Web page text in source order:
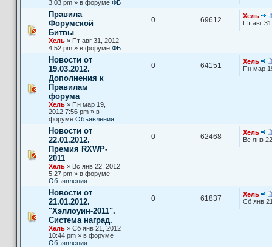
3:03 pm » в форуме ФБ
Правила
Форумской
Битвы
Хель » Пт авг 31, 2012
4:52 pm » в форуме ФБ
0 69612
Хель
Пт авг
Новости от
19.03.2012.
Дополнения к
Правилам
форума
Хель » Пн мар 19,
2012 7:56 pm » в
форуме Объявления
0 64151
Хель
Пн мар
Новости от
22.01.2012.
Премия RXWP-
2011
Хель » Вс янв 22, 2012
5:27 pm » в форуме
Объявления
0 62468
Хель
Вс янв
Новости от
21.01.2012.
"Хэллоуин-2011".
Система наград.
Хель » Сб янв 21, 2012
10:44 pm » в форуме
Объявления
0 61837
Хель
Сб янв